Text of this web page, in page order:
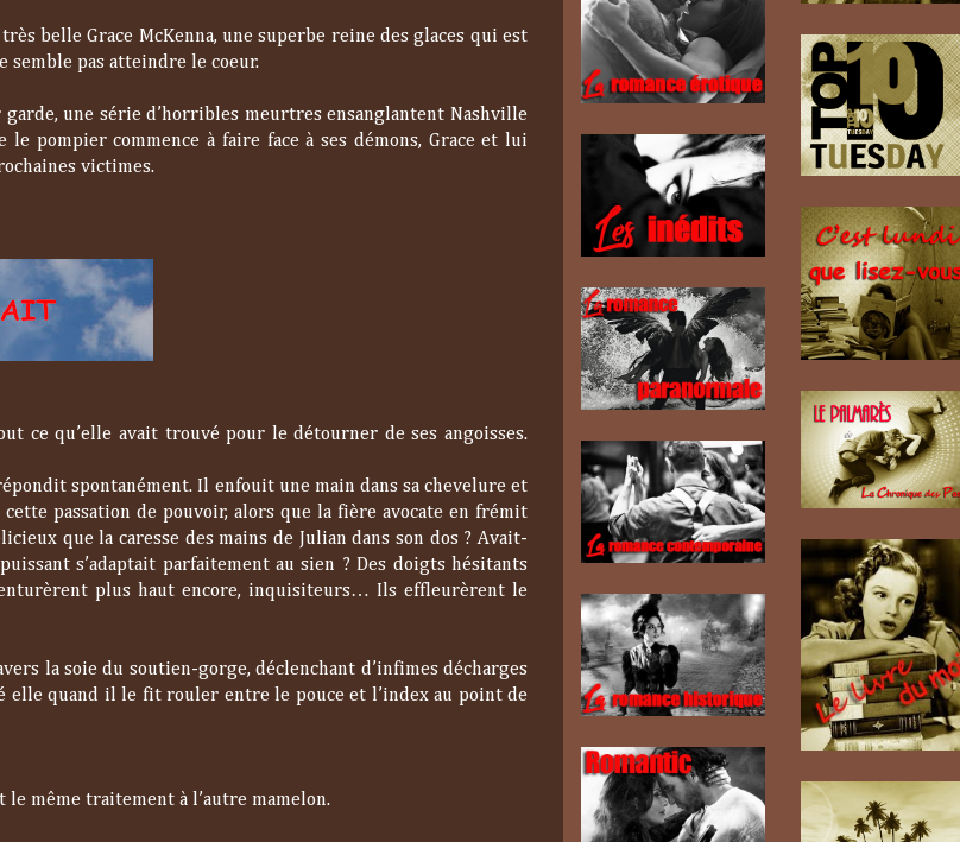
belle Grace McKenna, une superbe reine des glaces qui est
pas atteindre le coeur.
une série d’horribles meurtres ensanglantent Nashville
pompier commence à faire face à ses démons, Grace et lui
victimes.
ce qu’elle avait trouvé pour le détourner de ses angoisses.
spontanément. Il enfouit une main dans sa chevelure et
passation de pouvoir, alors que la fière avocate en frémit
que la caresse des mains de Julian dans son dos ? Avait-
s’adaptait parfaitement au sien ? Des doigts hésitants
plus haut encore, inquisiteurs… Ils effleurèrent le
la soie du soutien-gorge, déclenchant d’infimes décharges
elle quand il le fit rouler entre le pouce et l’index au point de
même traitement à l’autre mamelon.